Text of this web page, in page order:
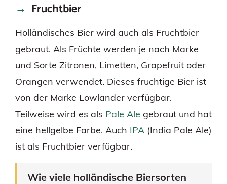
Fruchtbier
Holländisches Bier wird auch als Fruchtbier
gebraut. Als Früchte werden je nach Marke
und Sorte Zitronen, Limetten, Grapefruit oder
Orangen verwendet. Dieses fruchtige Bier ist
von der Marke Lowlander verfügbar.
Teilweise wird es als Pale Ale gebraut und hat
eine hellgelbe Farbe. Auch IPA (India Pale Ale)
ist als Fruchtbier verfügbar.
Wie viele holländische Biersorten